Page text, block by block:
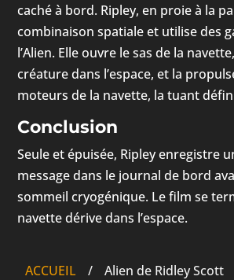
caché à bord. Ripley, en proie à la
combinaison spatiale et utilise des
l’Alien. Elle ouvre le sas de la
créature dans l’espace, et la
moteurs de la navette, la tuant
Conclusion
Seule et épuisée, Ripley enregistre
message dans le journal de bord
sommeil cryogénique. Le film se
navette dérive dans l’espace.
ACCUEIL / Alien de Ridley Scott